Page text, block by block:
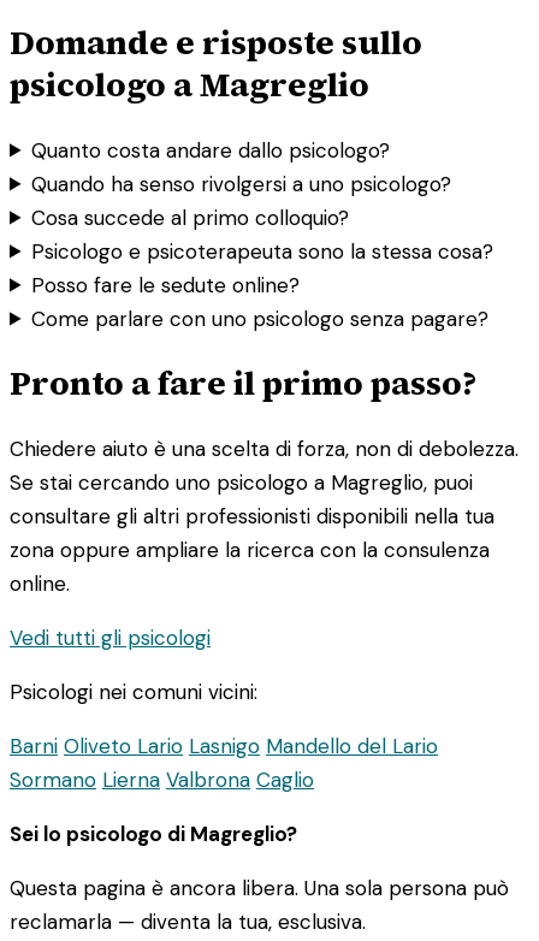
Domande e risposte sullo
psicologo a Magreglio
Quanto costa andare dallo psicologo?
Quando ha senso rivolgersi a uno psicologo?
Cosa succede al primo colloquio?
Psicologo e psicoterapeuta sono la stessa cosa?
Posso fare le sedute online?
Come parlare con uno psicologo senza pagare?
Pronto a fare il primo passo?
Chiedere aiuto è una scelta di forza, non di debolezza.
Se stai cercando uno psicologo a Magreglio, puoi
consultare gli altri professionisti disponibili nella tua
zona oppure ampliare la ricerca con la consulenza
online.
Vedi tutti gli psicologi
Psicologi nei comuni vicini:
Barni Oliveto Lario Lasnigo Mandello del Lario
Sormano Lierna Valbrona Caglio
Sei lo psicologo di Magreglio?
Questa pagina è ancora libera. Una sola persona può
reclamarla — diventa la tua, esclusiva.